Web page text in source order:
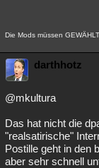
Die Mods müssen
darthhotz
@mkultura
Das hat nicht die
"realsatirische"
Postille geht in den
aber sehr schnell